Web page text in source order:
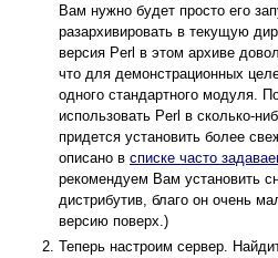
Вам нужно будет просто его
разархивировать в текущую
версия Perl в этом архиве
что для демонстрационных
одного стандартного модуля.
использовать Perl в сколько-
придется установить более
описано в списке часто
рекомендуем Вам установить
дистрибутив, благо он очень
версию поверх.)
Теперь настроим сервер.